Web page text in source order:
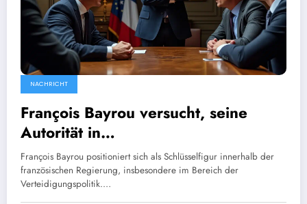
NACHRICHT
François Bayrou versucht, seine
Autorität in
Verteidigungsangelegenheiten
gegenüber Sébastien Lecornu
geltend zu machen.
François Bayrou positioniert sich als Schlüsselfigur innerhalb der
französischen Regierung, insbesondere im Bereich der
Verteidigungspolitik.…